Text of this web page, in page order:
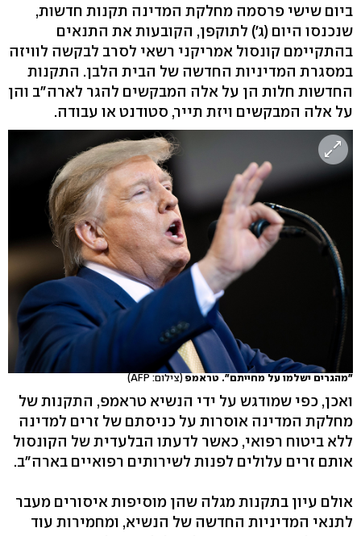
ביום שישי פרסמה מחלקת המדינה תקנות חדשות,
שנכנסו היום (ג') לתוקפן, הקובעות את התנאים
בהתקיימם קונסול אמריקני רשאי לסרב לבקשה לוויזה
במסגרת המדיניות החדשה של הבית הלבן. התקנות
החדשות חלות הן על אלה המבקשים להגר לארה"ב והן
על אלה המבקשים ויזת תייר, סטודנט או עבודה.
"מהגרים ישלמו על מחייתם". טראמפ(צילום: AFP)
ואכן, כפי שמודגש על ידי הנשיא טראמפ, התקנות של
מחלקת המדינה אוסרות על כניסתם של זרים למדינה
ללא ביטוח רפואי, כאשר לדעתו הבלעדית של הקונסול
אותם זרים עלולים לפנות לשירותים רפואיים בארה"ב.
אולם עיון בתקנות מגלה שהן מוסיפות איסורים מעבר
לתנאי המדיניות החדשה של הנשיא, ומחמירות עוד